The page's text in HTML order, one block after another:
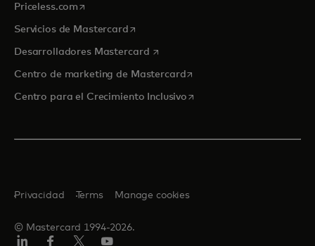
Priceless.com se abre en una pestaña nueva
Servicios de Mastercardse abre en una pestaña nueva
Desarrolladores Mastercard se abre en una pestaña nueva
Centro de marketing de Mastercardse abre en una pestaña
Centro para el Crecimiento Inclusivose abre en una pestaña
© Mastercard 1994-2026.
Privacidad Terms Manage cookies